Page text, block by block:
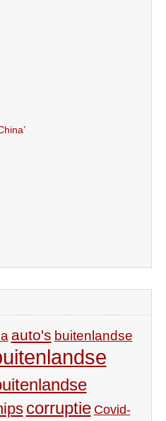
auto's buitenlandse
corruptie Covid-